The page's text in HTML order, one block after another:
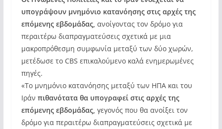
υπογράψουν μνημόνιο κατανόησης στις αρχές της
επόμενης εβδομάδας, ανοίγοντας τον δρόμο για
περαιτέρω διαπραγματεύσεις σχετικά με μια
μακροπρόθεσμη συμφωνία μεταξύ των δύο χωρών,
μετέδωσε το CBS επικαλούμενο καλά ενημερωμένες
πηγές.
«Το μνημόνιο κατανόησης μεταξύ των ΗΠΑ και του
Ιράν πιθανότατα θα υπογραφεί στις αρχές της
επόμενης εβδομάδας, γεγονός που θα ανοίξει τον
δρόμο για περαιτέρω διαπραγματεύσεις σχετικά με